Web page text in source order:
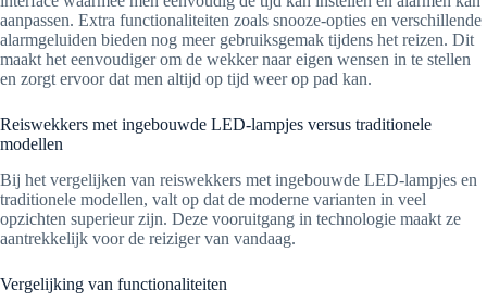
aanpassen. Extra functionaliteiten zoals snooze-opties en verschillende
alarmgeluiden bieden nog meer gebruiksgemak tijdens het reizen. Dit
maakt het eenvoudiger om de wekker naar eigen wensen in te stellen
en zorgt ervoor dat men altijd op tijd weer op pad kan.
Reiswekkers met ingebouwde LED-lampjes versus traditionele
modellen
Bij het vergelijken van reiswekkers met ingebouwde LED-lampjes en
traditionele modellen, valt op dat de moderne varianten in veel
opzichten superieur zijn. Deze vooruitgang in technologie maakt ze
aantrekkelijk voor de reiziger van vandaag.
Vergelijking van functionaliteiten